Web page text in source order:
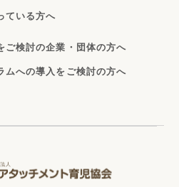
ている方へ
ご検討の企業・団体の方へ
ムへの導入をご検討の方へ